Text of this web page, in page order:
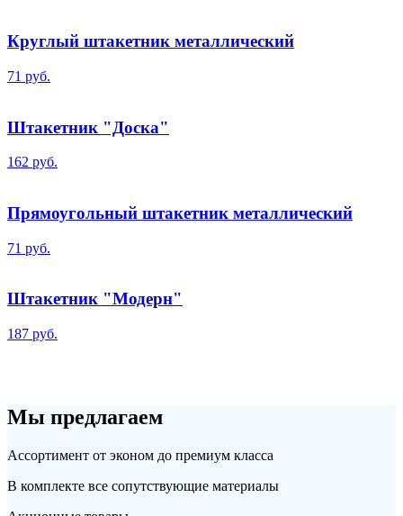
Круглый штакетник металлический
71 руб.
Штакетник "Доска"
162 руб.
Прямоугольный штакетник металлический
71 руб.
Штакетник "Модерн"
187 руб.
Мы предлагаем
Ассортимент от эконом до премиум класса
В комплекте все сопутствующие материалы